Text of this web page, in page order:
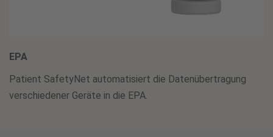
EPA
Patient SafetyNet automatisiert die Datenübertragung
verschiedener Geräte in die EPA.